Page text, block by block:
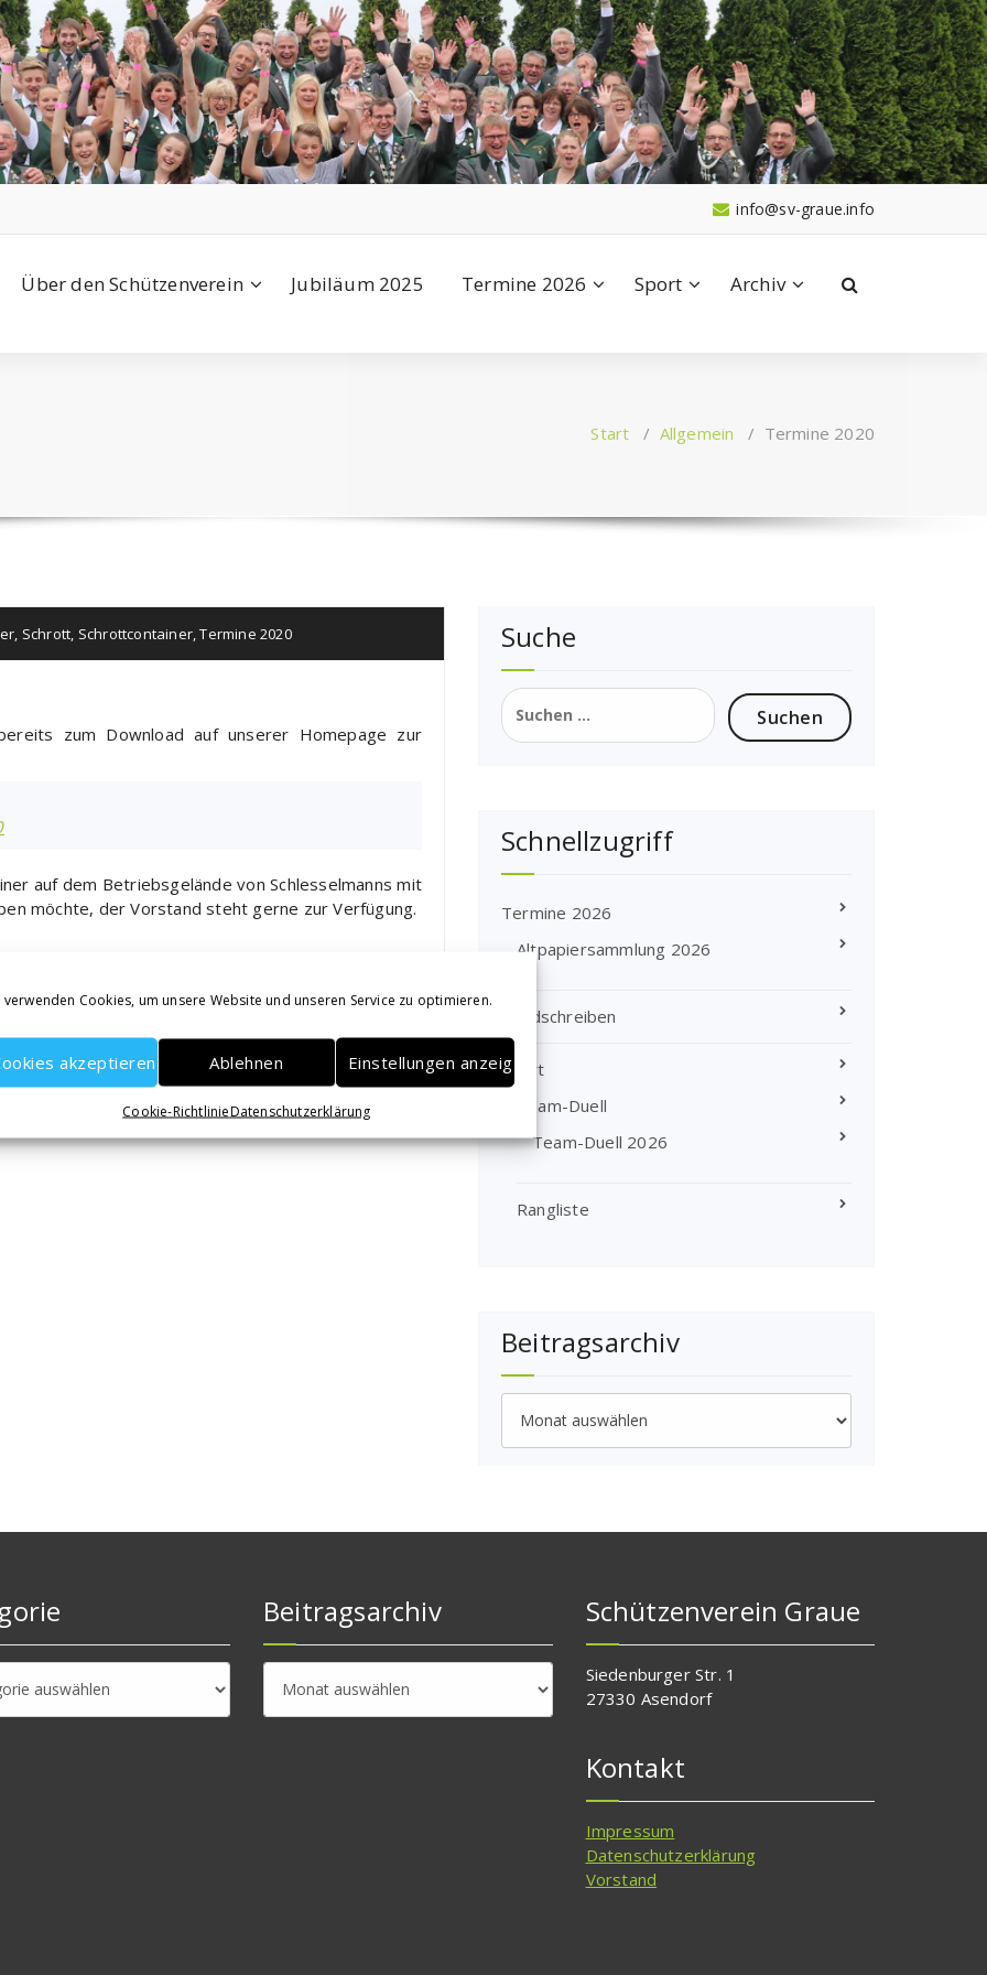
verwenden Cookies, um unsere Website und unseren Service zu optimieren.
akzeptieren Ablehnen Einstellungen anzeigen
Cookie-RichtlinieDatenschutzerklärung
info@sv-graue.info
Über den Schützenverein Jubiläum 2025 Termine 2026 Sport Archiv
Start / Allgemein / Termine 2020
, Schrott, Schrottcontainer,Termine 2020
zum Download auf unserer Homepage zur
auf dem Betriebsgelände von Schlesselmanns mit
möchte, der Vorstand steht gerne zur Verfügung.
Suche
Suchen
nach:
Schnellzugriff
Termine 2026
Altpapiersammlung 2026
Rundschreiben
Sport
Team-Duell
Team-Duell 2026
Rangliste
Beitragsarchiv
Beitragsarchiv
Beitragsarchiv
Beitragsarchiv
Schützenverein Graue
Siedenburger Str. 1
27330 Asendorf
Kontakt
Impressum
Datenschutzerklärung
Vorstand